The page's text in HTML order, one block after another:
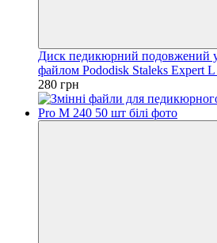
Диск педикюрний подовжений у
файлом Pododisk Staleks Expert L
280 грн